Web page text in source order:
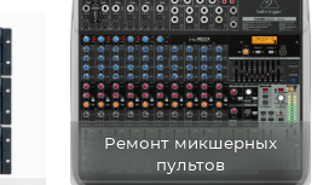
Ремонт микшерных
пультов